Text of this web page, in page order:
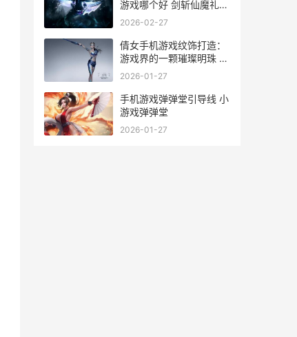
游戏哪个好 剑斩仙魔礼包
激活码
2026-02-27
倩女手机游戏纹饰打造：
游戏界的一颗璀璨明珠 倩
女手游全屏了怎么办
2026-01-27
手机游戏弹弹堂引导线 小
游戏弹弹堂
2026-01-27